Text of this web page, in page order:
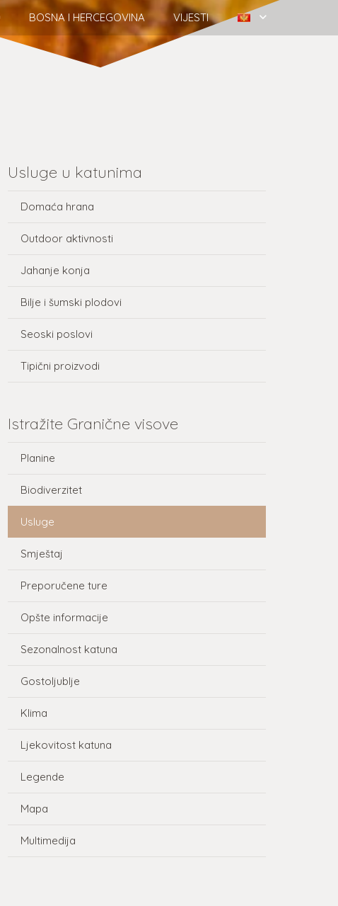
BOSNA I HERCEGOVINA VIJESTI
Usluge u katunima
Domaća hrana
Outdoor aktivnosti
Jahanje konja
Bilje i šumski plodovi
Seoski poslovi
Tipični proizvodi
Istražite Granične visove
Planine
Biodiverzitet
Usluge
Smještaj
Preporučene ture
Opšte informacije
Sezonalnost katuna
Gostoljublje
Klima
Ljekovitost katuna
Legende
Mapa
Multimedija